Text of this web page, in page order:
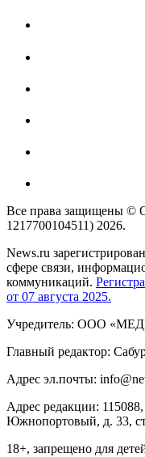
Все права защищены
1217700104511) 2026.
News.ru
сфере связи,
коммуникаций.
от 07 августа 2025.
Учредитель: ООО
Главный редактор:
Адрес эл.почты:
Адрес редакции:
Южнопортовый, д. 33,
18+, запрещено для